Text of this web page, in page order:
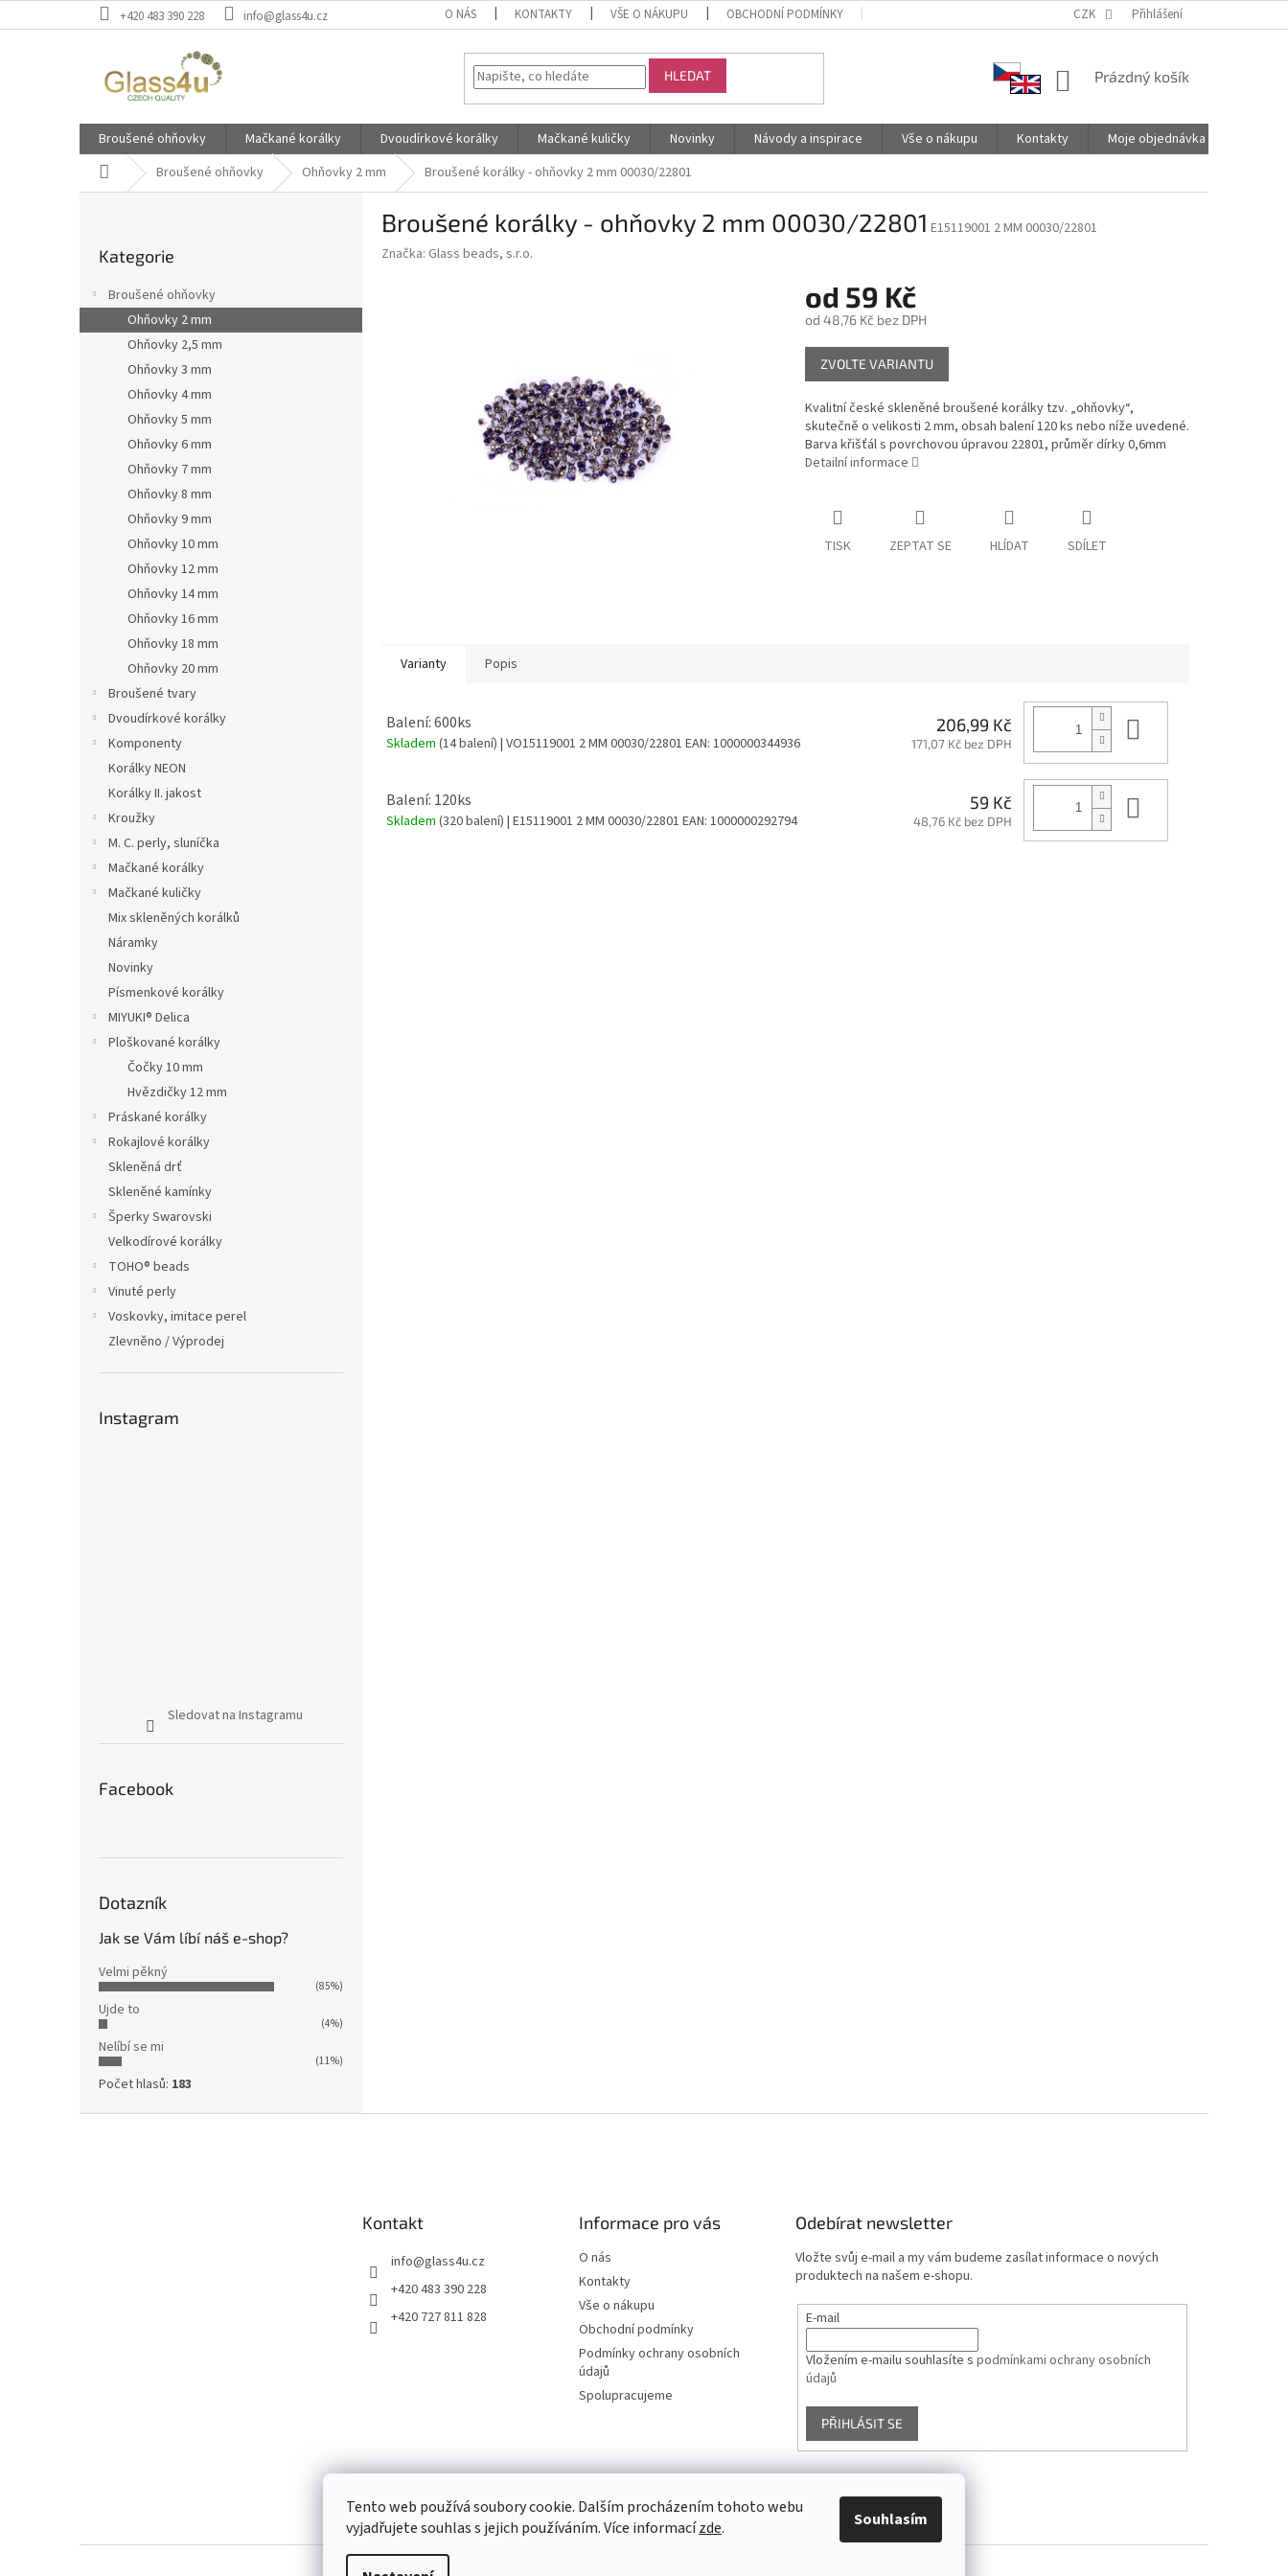
Tento web používá soubory cookie. Dalším procházením tohoto webu
vyjadřujete souhlas s jejich používáním. Více informacízde. Souhlasím
na
+420 483 390 228 info@glass4u.cz O NÁS KONTAKTY VŠE O NÁKUPU OBCHODNÍ PODMÍNKY PODMÍNKY OCHRANY OSOBNÍCH ÚDAJŮ SPOLUPRACUJEME
CZK Přihlášení
HLEDAT
NÁKUPNÍ
Prázdný košík
Broušené ohňovky Mačkané korálky Dvoudírkové korálky Mačkané kuličky Novinky Návody a inspirace Vše o nákupu Kontakty
Moje objednávka
Domů Broušené ohňovky Ohňovky 2 mm Broušené korálky - ohňovky 2 mm 00030/22801
a
n
kategorie
Kategorie
Broušené ohňovky
Ohňovky 2 mm
Ohňovky 2,5 mm
Ohňovky 3 mm
Ohňovky 4 mm
Ohňovky 5 mm
Ohňovky 6 mm
Ohňovky 7 mm
Ohňovky 8 mm
Ohňovky 9 mm
Ohňovky 10 mm
Ohňovky 12 mm
Ohňovky 14 mm
Ohňovky 16 mm
Ohňovky 18 mm
Ohňovky 20 mm
Broušené tvary
Dvoudírkové korálky
Komponenty
Korálky NEON
Korálky II. jakost
Kroužky
M. C. perly, sluníčka
Mačkané korálky
Mačkané kuličky
Mix skleněných korálků
Náramky
Novinky
Písmenkové korálky
MIYUKI® Delica
Ploškované korálky
Čočky 10 mm
Hvězdičky 12 mm
Práskané korálky
Rokajlové korálky
Skleněná drť
Skleněné kamínky
Šperky Swarovski
Velkodírové korálky
TOHO® beads
Vinuté perly
Voskovky, imitace perel
Zlevněno / Výprodej
Instagram
Sledovat na Instagramu
Facebook
Dotazník
Jak se Vám líbí náš e-shop?
Velmi pěkný
(85%)
Ujde to
(4%)
Nelíbí se mi
(11%)
Počet hlasů: 183
Broušené korálky - ohňovky 2 mm 00030/22801 E15119001 2 MM 00030/22801
Značka: Glass beads, s.r.o.
od 59 Kč
od 48,76 Kčbez DPH
Měrná
cena:
ZVOLTE VARIANTU
Kvalitní české skleněné broušené korálky tzv. „ohňovky“,
skutečně o velikosti 2 mm, obsah balení 120 ks nebo níže uvedené.
Barva křišťál s povrchovou úpravou 22801, průměr dírky 0,6mm
Detailní informace
TISK ZEPTAT SE HLÍDAT SDÍLET
Varianty Popis
Balení: 600ks
Skladem (14 balení) | VO15119001 2 MM 00030/22801 EAN: 1000000344936
206,99 Kč
171,07 Kč bez DPH
Balení: 120ks
Skladem (320 balení) | E15119001 2 MM 00030/22801 EAN: 1000000292794
59 Kč
48,76 Kč bez DPH
Kontakt
info@glass4u.cz
+420 483 390 228
+420 727 811 828
Informace pro vás
O nás
Kontakty
Vše o nákupu
Obchodní podmínky
Podmínky ochrany osobních
údajů
Spolupracujeme
Odebírat newsletter
Vložte svůj e-mail a my vám budeme zasílat informace o nových
produktech na našem e-shopu.
E-mail
Vložením e-mailu souhlasíte spodmínkami ochrany osobních
údajů
PŘIHLÁSIT SE
Facebook